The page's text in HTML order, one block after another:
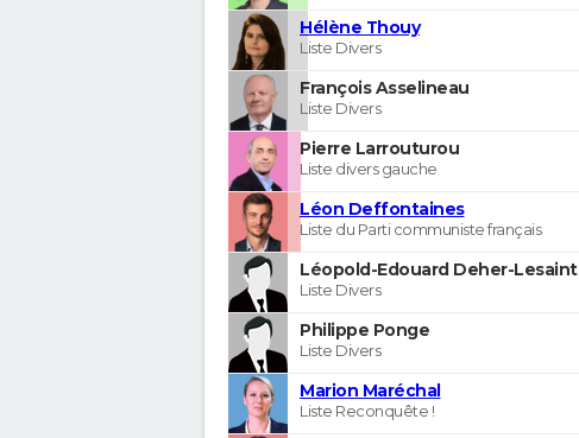
Hélène Thouy
Liste Divers
François Asselineau
Liste Divers
Pierre Larrouturou
Liste divers gauche
Léon Deffontaines
Liste du Parti communiste français
Léopold-Edouard Deher-Lesaint
Liste Divers
Philippe Ponge
Liste Divers
Marion Maréchal
Liste Reconquête !